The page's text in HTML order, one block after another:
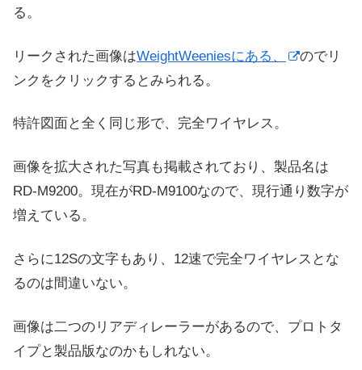
る。
リークされた画像はWeightWeeniesにある、
のでリ
ンクをクリックするとみられる。
特許図面と全く同じ形で、完全ワイヤレス。
画像を拡大された写真も掲載されており、製品名は
RD-M9200。現在がRD-M9100なので、現行通り数字が
増えている。
さらに12Sの文字もあり、12速で完全ワイヤレスとな
るのは間違いない。
画像は二つのリアディレーラーがあるので、プロトタ
イプと製品版なのかもしれない。